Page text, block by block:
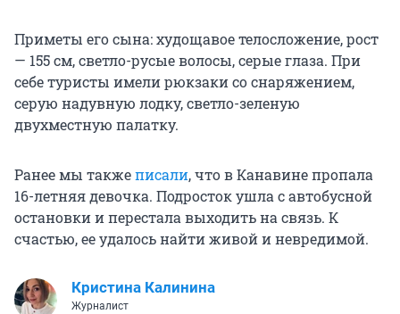
Приметы его сына: худощавое телосложение, рост
— 155 см, светло-русые волосы, серые глаза. При
себе туристы имели рюкзаки со снаряжением,
серую надувную лодку, светло-зеленую
двухместную палатку.
Ранее мы такжеписали, что в Канавине пропала
16-летняя девочка. Подросток ушла с автобусной
остановки и перестала выходить на связь. К
счастью, ее удалось найти живой и невредимой.
Кристина Калинина
Журналист